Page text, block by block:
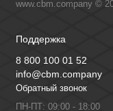
www.cbm.company ©
Поддержка
8 800 100 01 52
info@cbm.company
Обратный звонок
ПН-ПТ: 09:00 - 18:00